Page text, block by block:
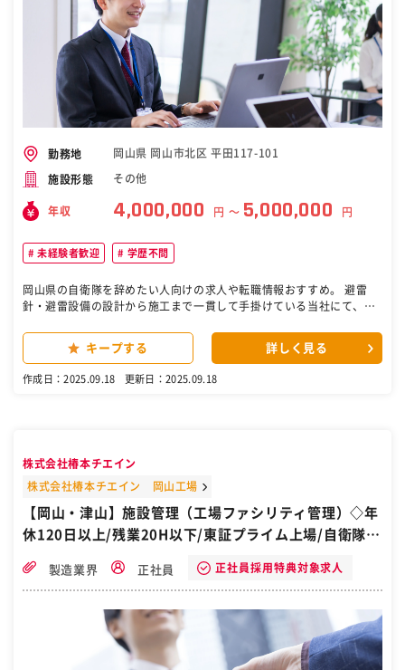
勤務地 岡山県 岡山市北区 平田117-101
施設形態 その他
年収 4,000,000 円 〜 5,000,000 円
未経験者歓迎 学歴不問
岡山県の自衛隊を辞めたい人向けの求人や転職情報おすすめ。 避雷
針・避雷設備の設計から施工まで一貫して手掛けている当社にて、ま
理や営業の経験も踏んでいただき、支店長として拠点の社員をまとめ
ていただく幹部候補にキャリアアップしていただくことを期待してお
ります！ 【具体的には】 まずは、避雷針(避雷設備)の知識をつけるた
さまとの打ち合わせをメインでお任せします。作業員は自社の社員な
ので、連携もスムーズです。 ［自衛隊・転職・求人］
キープする 詳しく見る
作成日：2025.09.18 更新日：2025.09.18
株式会社椿本チエイン
株式会社椿本チエイン 岡山工場
【岡山・津山】施設管理（工場ファシリティ管理）◇年
休120日以上/残業20H以下/東証プライム上場/自衛隊か
製造業界 正社員 正社員採用特典対象求人